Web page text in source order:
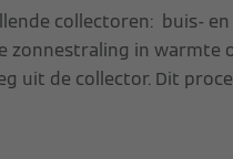
collectoren: buis-
zonnestraling in
uit de collector. Dit